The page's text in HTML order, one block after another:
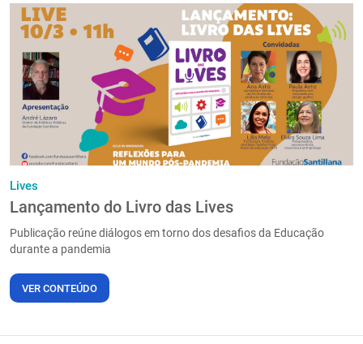
Lives
Lançamento do Livro das Lives
Publicação reúne diálogos em torno dos desafios da Educação
durante a pandemia
VER CONTEÚDO